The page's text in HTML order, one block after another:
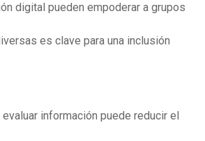
digital pueden empoderar a grupos
es clave para una inclusión
información puede reducir el